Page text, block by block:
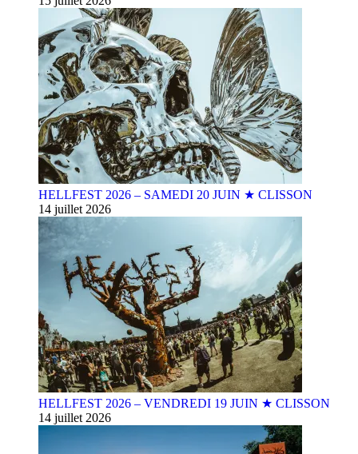
HELLFEST 2026 – SAMEDI 20 JUIN ★ CLISSON
14 juillet 2026
HELLFEST 2026 – VENDREDI 19 JUIN ★ CLISSON
14 juillet 2026